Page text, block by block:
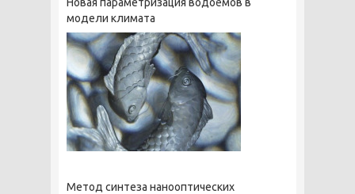
модели климата
Метод синтеза нанооптических